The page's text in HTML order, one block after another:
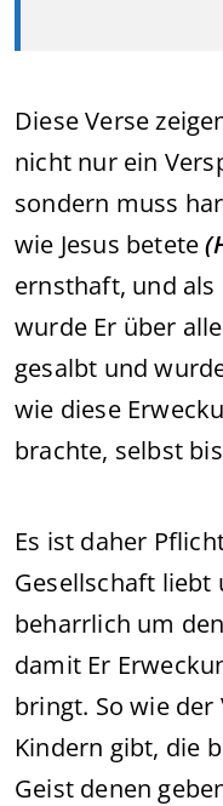
Diese Verse
nicht nur ein
sondern muss
wie Jesus betete
ernsthaft, und
wurde Er über
gesalbt und
wie diese
brachte, selbst
Es ist daher
Gesellschaft liebt
beharrlich um
damit Er
bringt. So wie der
Kindern gibt, die
Geist denen